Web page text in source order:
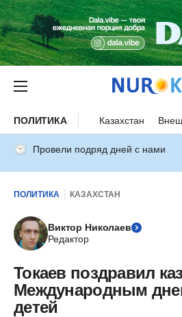
ПОЛИТИКА Казахстан
Провели подряд дней с нами
ПОЛИТИКА КАЗАХСТАН
Виктор Николаев
Редактор
Токаев поздравил
Международным
детей